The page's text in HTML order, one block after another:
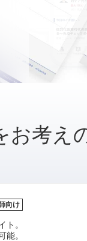
お考え
向け
ト。
能。